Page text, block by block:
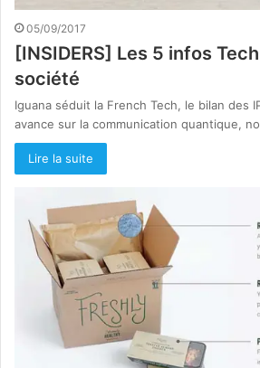
05/09/2017
[INSIDERS] Les 5 infos
société
Iguana séduit la French Tech, le bilan des
avance sur la communication quantique,
Lire la suite